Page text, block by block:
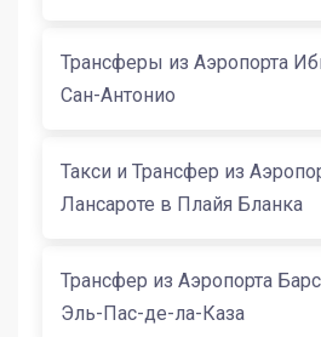
Трансферы из Аэропорта
Сан-Антонио
Такси и Трансфер из
Лансароте в Плайя Бланка
Трансфер из Аэропорта
Эль-Пас-де-ла-Каза